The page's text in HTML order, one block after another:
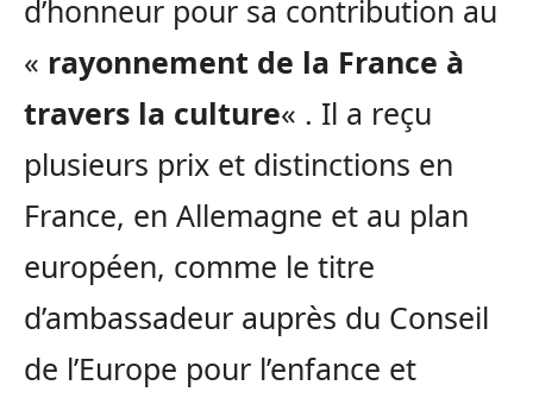
d’honneur pour sa contribution au
« rayonnement de la France à
travers la culture« . Il a reçu
plusieurs prix et distinctions en
France, en Allemagne et au plan
européen, comme le titre
d’ambassadeur auprès du Conseil
de l’Europe pour l’enfance et